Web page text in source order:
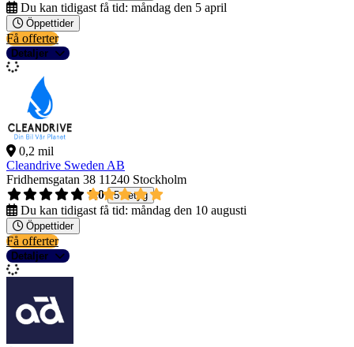
Du kan tidigast få tid: måndag den 5 april
Öppettider
Få offerter
Detaljer
0,2 mil
Cleandrive Sweden AB
Fridhemsgatan 38 11240 Stockholm
5,0
5 betyg
Du kan tidigast få tid: måndag den 10 augusti
Öppettider
Få offerter
Detaljer